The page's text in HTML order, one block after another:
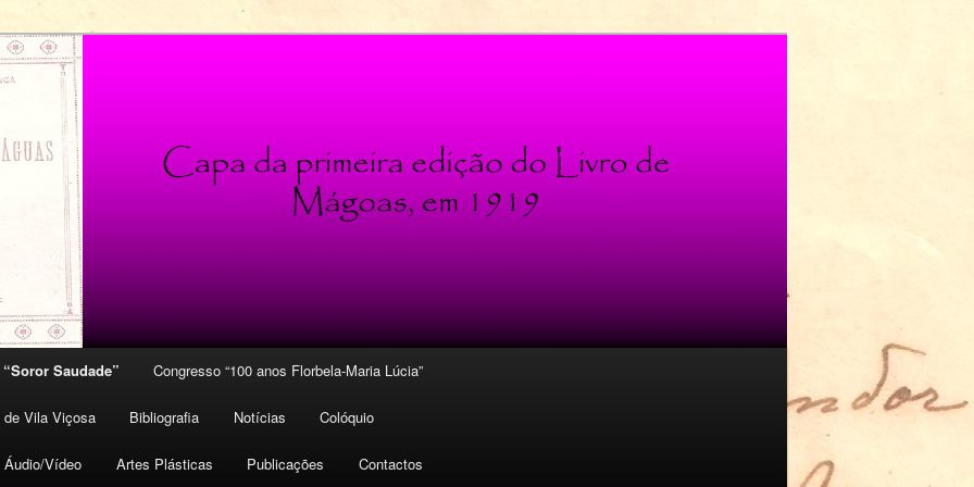
o espólio de um mito
Saudade” Congresso “100 anos Florbela-Maria Lúcia”
de Vila Viçosa Bibliografia Notícias Colóquio
Áudio/Vídeo Artes Plásticas Publicações Contactos